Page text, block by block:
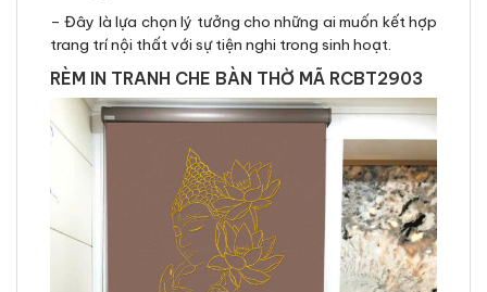
– Đây là lựa chọn lý tưởng cho những ai muốn kết hợp
trang trí nội thất với sự tiện nghi trong sinh hoạt.
RÈM IN TRANH CHE BÀN THỜ MÃ RCBT2903